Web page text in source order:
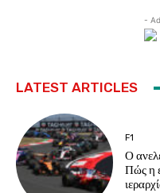
-
LATEST ARTICLES
F1
Ο
Πώς η